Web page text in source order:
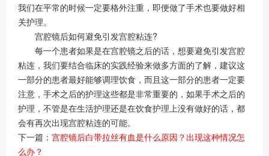
我们在平常的时候一定要格外注重，即便做了手术也要做好相
关护理。
宫腔镜后如何避免引发宫腔粘连?
每一个患者如果是在宫腔镜之后的话，想要避免引发宫腔
粘连，我们要结合临床的实践经验来做多方面的了解，建议这
一部分的患者最好能够调理饮食，而且这一部分的患者一定要
注意，手术之后的护理这些都是非常重要的，如果手术之后的
护理，不管是在生活护理还是在饮食护理上没有做好的话，都
会有再次出现宫腔粘连的可能。
下一篇： 宫腔镜后白带拉丝有血是什么原因？出现这种情况怎
么办？